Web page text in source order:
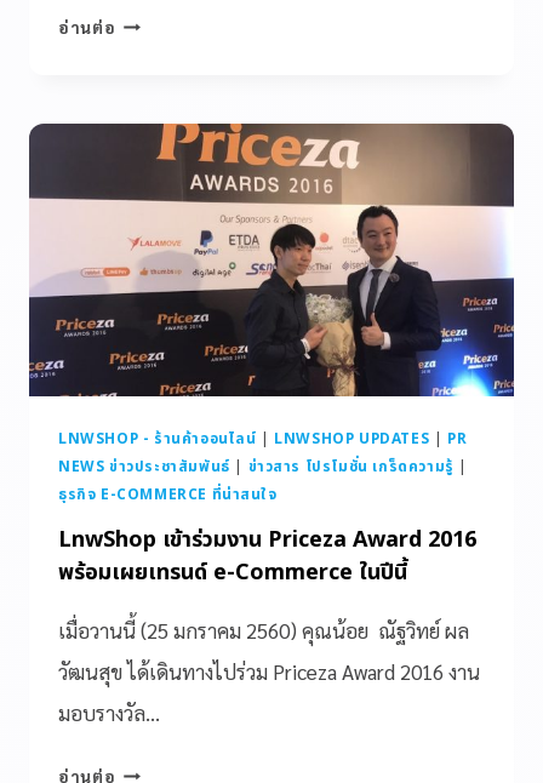
อ่านต่อ
LNWSHOP - ร้านค้าออนไลน์ | LNWSHOP UPDATES | PR
NEWS ข่าวประชาสัมพันธ์ | ข่าวสาร โปรโมชั่น เกร็ดความรู้ |
ธุรกิจ E-COMMERCE ที่น่าสนใจ
LnwShop เข้าร่วมงาน Priceza Award 2016
พร้อมเผยเทรนด์ e-Commerce ในปีนี้
เมื่อวานนี้ (25 มกราคม 2560) คุณน้อย ณัฐวิทย์ ผล
วัฒนสุข ได้เดินทางไปร่วม Priceza Award 2016 งาน
มอบรางวัล…
อ่านต่อ